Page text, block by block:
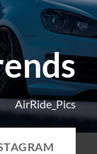
AirRide_Pics